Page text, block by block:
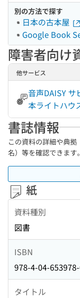
別の方法で探す
日本の古本屋
Google Book
障害者向け
他サービス
音声DAISY
本ライトハウ
書誌情報
この資料の詳細や典
名）等を確認できます。
紙
資料種別
図書
ISBN
978-4-04-
タイトル